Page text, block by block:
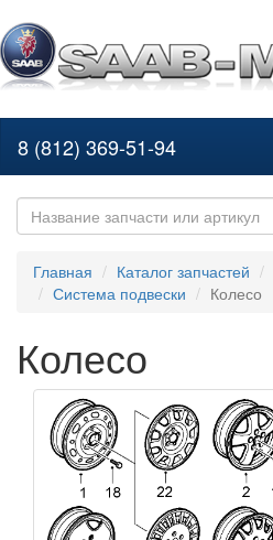
8 (812) 369-51-94
Главная Каталог запчастей
Система подвески
Колесо
Колесо